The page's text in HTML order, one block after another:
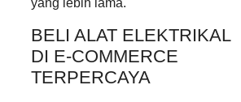
yang lebih lama.
BELI ALAT ELEKTRIKAL
DI E-COMMERCE
TERPERCAYA